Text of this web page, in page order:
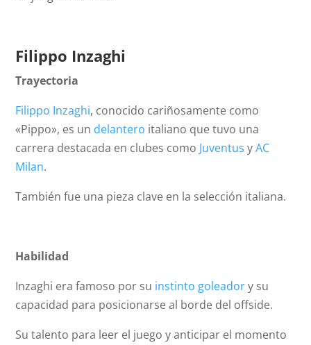
Filippo Inzaghi
Trayectoria
Filippo Inzaghi, conocido cariñosamente como
«Pippo», es un delantero italiano que tuvo una
carrera destacada en clubes como Juventus yAC
Milan.
También fue una pieza clave en la selección italiana.
Habilidad
Inzaghi era famoso por su instinto goleadory su
capacidad para posicionarse al borde del offside.
Su talento para leer el juego y anticipar el momento